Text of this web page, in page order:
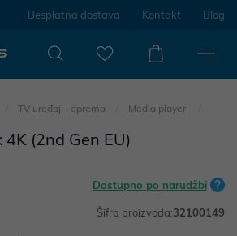
Besplatna dostava Kontakt Blog
TV uređaji i oprema Media playeri
(2nd Gen EU)
Dostupno po narudžbi
Šifra proizvoda:32100149